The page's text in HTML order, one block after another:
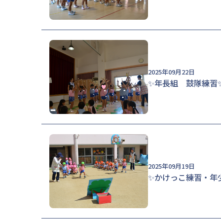
2025年09月22日
✨年長組 鼓隊練習
2025年09月19日
✨かけっこ練習・年